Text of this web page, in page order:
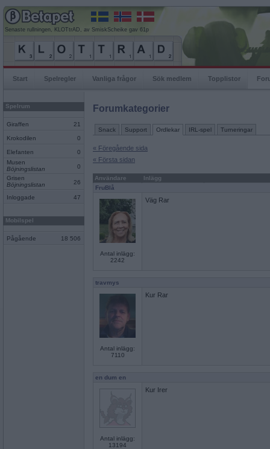
Senaste rullningen, KLOTtrAD, av SmiskScheike gav 61p
Start Spelregler Vanliga frågor Sök medlem Topplistor
Spelrum
Giraffen 21
Krokodilen 0
Elefanten
0
Musen
Böjningslistan
0
Grisen
Böjningslistan
26
Inloggade 47
Mobilspel
Pågående 18 506
Forumkategorier
Snack Support Ordlekar IRL-spel Turneringar
« Föregående sida
« Första sidan
Användare
Inlägg
FruBlå
Antal inlägg:
2242
Väg Rar
travmys
Antal inlägg:
7110
Kur Rar
en dum en
Antal inlägg:
13194
Kur Irer